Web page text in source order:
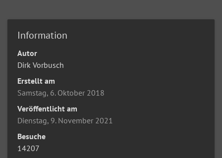
Information
Autor
Dirk Vorbusch
Erstellt am
Samstag, 6. Oktober 2018
Veröffentlicht am
Dienstag, 9. November 2021
Besuche
14207